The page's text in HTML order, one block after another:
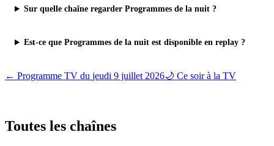
Sur quelle chaîne regarder Programmes de la nuit ?
Est-ce que Programmes de la nuit est disponible en replay ?
← Programme TV du jeudi 9 juillet 2026🌙 Ce soir à la TV
Toutes les chaînes